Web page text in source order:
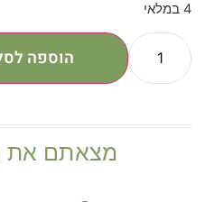
4 במלאי
הוספה
מצאתם את